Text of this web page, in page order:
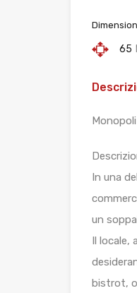
65
In una
un
Il locale,
bistrot,